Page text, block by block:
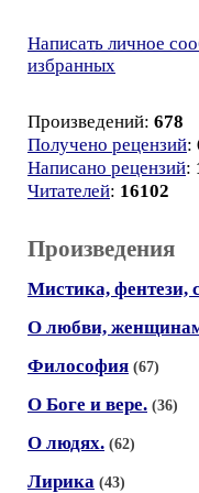
Написать личное
избранных
Произведений: 678
Получено рецензий:
Написано рецензий:
Читателей: 16102
Произведения
Мистика, фентези,
О любви,
Философия (67)
О Боге и вере. (36)
О людях. (62)
Лирика (43)